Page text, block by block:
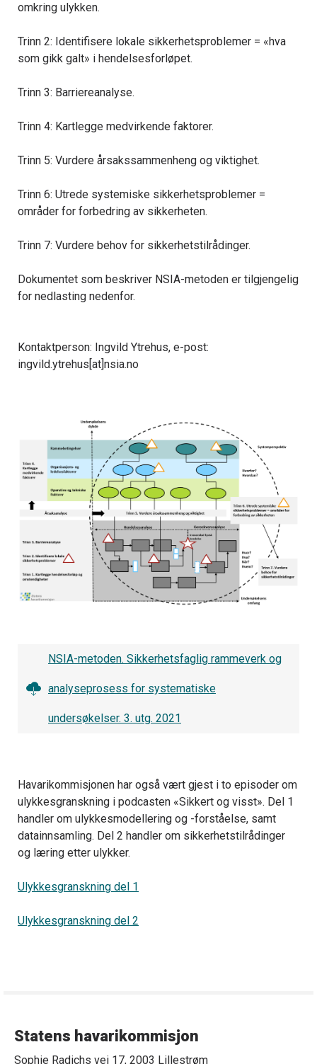
omkring ulykken.
Trinn 2: Identifisere lokale sikkerhetsproblemer = «hva
som gikk galt» i hendelsesforløpet.
Trinn 3: Barriereanalyse.
Trinn 4: Kartlegge medvirkende faktorer.
Trinn 5: Vurdere årsakssammenheng og viktighet.
Trinn 6: Utrede systemiske sikkerhetsproblemer =
områder for forbedring av sikkerheten.
Trinn 7: Vurdere behov for sikkerhetstilrådinger.
Dokumentet som beskriver NSIA-metoden er tilgjengelig
for nedlasting nedenfor.
Kontaktperson: Ingvild Ytrehus, e-post:
ingvild.ytrehus[at]nsia.no
NSIA-metoden. Sikkerhetsfaglig rammeverk og
analyseprosess for systematiske
undersøkelser. 3. utg. 2021
Havarikommisjonen har også vært gjest i to episoder om
ulykkesgranskning i podcasten «Sikkert og visst». Del 1
handler om ulykkesmodellering og -forståelse, samt
datainnsamling. Del 2 handler om sikkerhetstilrådinger
og læring etter ulykker.
Ulykkesgranskning del 1
Ulykkesgranskning del 2
Statens havarikommisjon
Sophie Radichs vei 17, 2003 Lillestrøm